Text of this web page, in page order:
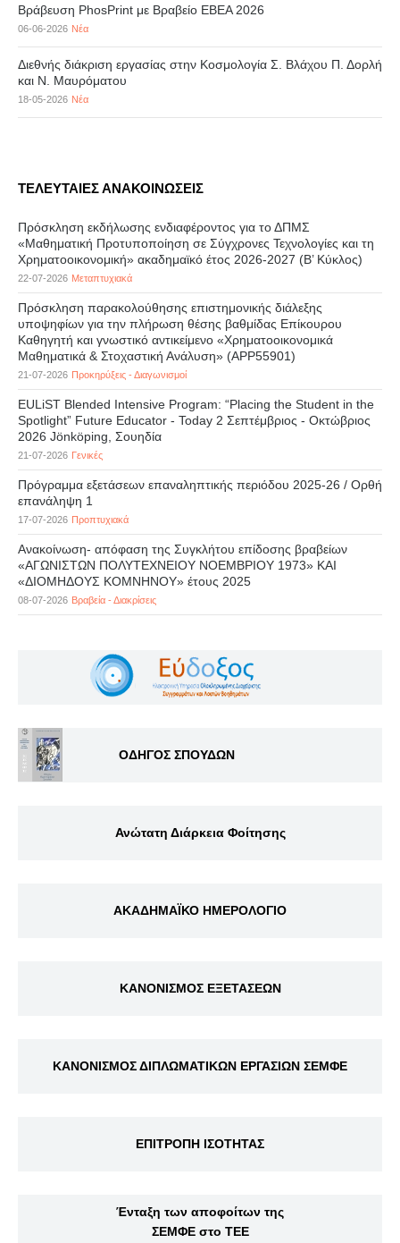
Βράβευση PhosPrint με Βραβείο ΕΒΕΑ 2026
06-06-2026 Νέα
Διεθνής διάκριση εργασίας στην Κοσμολογία Σ. Βλάχου Π. Δορλή
και Ν. Μαυρόματου
18-05-2026 Νέα
ΤΕΛΕΥΤΑΙΕΣ ΑΝΑΚΟΙΝΩΣΕΙΣ
Πρόσκληση εκδήλωσης ενδιαφέροντος για το ΔΠΜΣ
«Μαθηματική Προτυποποίηση σε Σύγχρονες Τεχνολογίες και τη
Χρηματοοικονομική» ακαδημαϊκό έτος 2026-2027 (B’ Kύκλος)
22-07-2026 Μεταπτυχιακά
Πρόσκληση παρακολούθησης επιστημονικής διάλεξης
υποψηφίων για την πλήρωση θέσης βαθμίδας Επίκουρου
Καθηγητή και γνωστικό αντικείμενο «Χρηματοοικονομικά
Μαθηματικά & Στοχαστική Ανάλυση» (APP55901)
21-07-2026 Προκηρύξεις - Διαγωνισμοί
EULiST Blended Intensive Program: “Placing the Student in the
Spotlight” Future Educator - Today 2 Σεπτέμβριος - Οκτώβριος
2026 Jönköping, Σουηδία
21-07-2026 Γενικές
Πρόγραμμα εξετάσεων επαναληπτικής περιόδου 2025-26 / Ορθή
επανάληψη 1
17-07-2026 Προπτυχιακά
Ανακοίνωση- απόφαση της Συγκλήτου επίδοσης βραβείων
«ΑΓΩΝΙΣΤΩΝ ΠΟΛΥΤΕΧΝΕΙΟΥ ΝΟΕΜΒΡΙΟΥ 1973» ΚΑΙ
«ΔΙΟΜΗΔΟΥΣ ΚΟΜΝΗΝΟΥ» έτους 2025
08-07-2026 Βραβεία - Διακρίσεις
ΟΔΗΓΟΣ ΣΠΟΥΔΩΝ
Ανώτατη Διάρκεια Φοίτησης
ΑΚΑΔΗΜΑΪΚΟ ΗΜΕΡΟΛΟΓΙΟ
ΚΑΝΟΝΙΣΜΟΣ ΕΞΕΤΑΣΕΩΝ
ΚΑΝΟΝΙΣΜΟΣ ΔΙΠΛΩΜΑΤΙΚΩΝ ΕΡΓΑΣΙΩΝ ΣΕΜΦΕ
ΕΠΙΤΡΟΠΗ ΙΣΟΤΗΤΑΣ
Ένταξη των αποφοίτων της
ΣΕΜΦΕ στο ΤΕΕ